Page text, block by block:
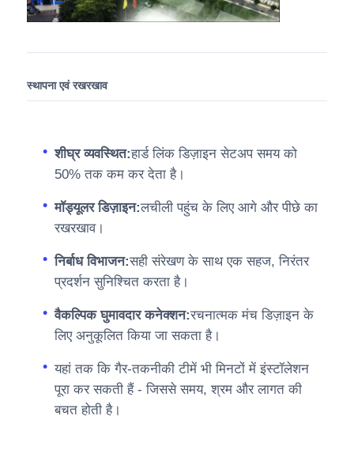
स्थापना एवं रखरखाव
शीघ्र व्यवस्थित:हार्ड लिंक डिज़ाइन सेटअप समय को
50% तक कम कर देता है।
मॉड्यूलर डिज़ाइन:लचीली पहुंच के लिए आगे और पीछे का
रखरखाव।
निर्बाध विभाजन:सही संरेखण के साथ एक सहज, निरंतर
प्रदर्शन सुनिश्चित करता है।
वैकल्पिक घुमावदार कनेक्शन:रचनात्मक मंच डिज़ाइन के
लिए अनुकूलित किया जा सकता है।
यहां तक ​​कि गैर-तकनीकी टीमें भी मिनटों में इंस्टॉलेशन
पूरा कर सकती हैं - जिससे समय, श्रम और लागत की
बचत होती है।